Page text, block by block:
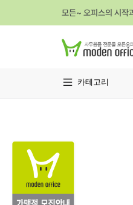
모든~ 오피스의 시작
카테고리